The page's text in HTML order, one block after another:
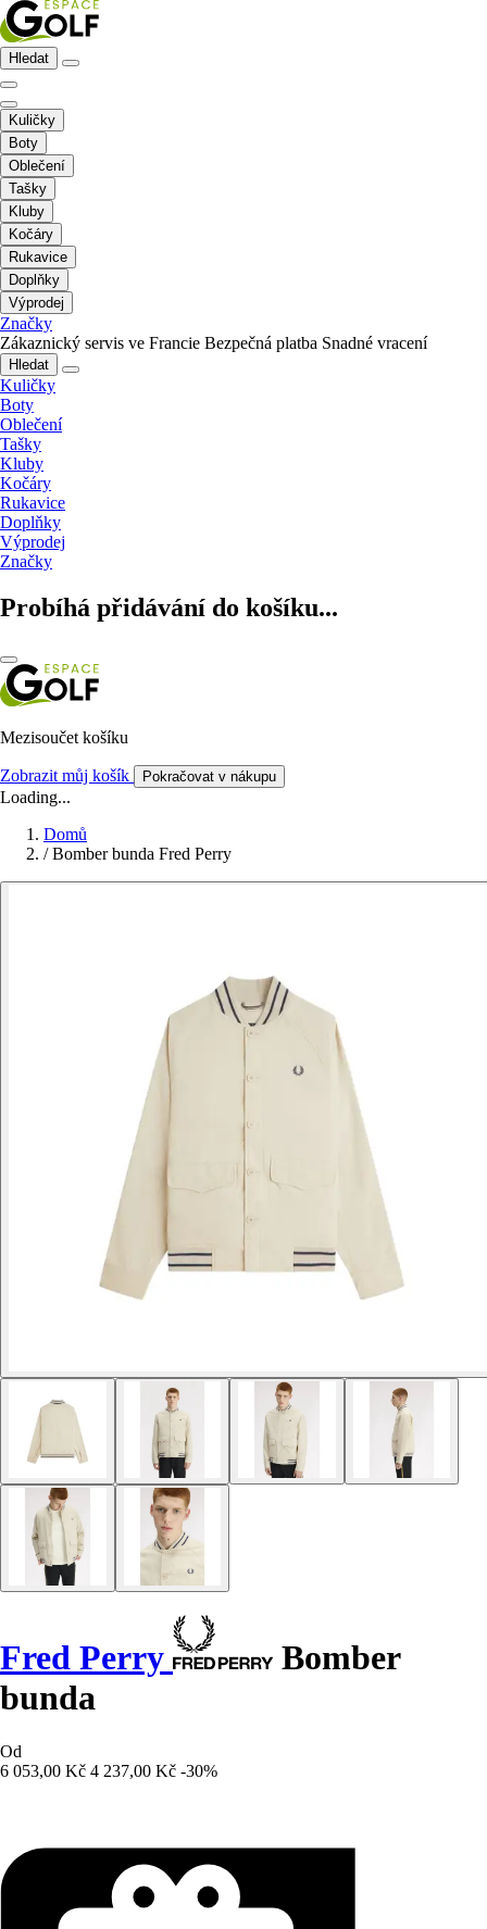
Hledat
Kuličky
Boty
Oblečení
Tašky
Kluby
Kočáry
Rukavice
Doplňky
Výprodej
Značky
Zákaznický servis ve Francie Bezpečná platba Snadné vracení
Hledat
Kuličky
Boty
Oblečení
Tašky
Kluby
Kočáry
Rukavice
Doplňky
Výprodej
Značky
Probíhá přidávání do košíku...
Mezisoučet košíku
Zobrazit můj košík Pokračovat v nákupu
Loading...
Domů
/ Bomber bunda Fred Perry
Fred Perry
Bomber
bunda
Od
6 053,00 Kč 4 237,00 Kč -30%